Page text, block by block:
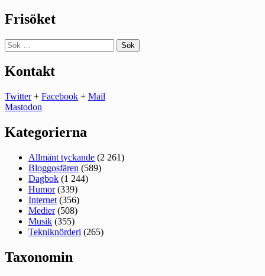
Frisöket
Sök
efter:
Kontakt
Twitter+ Facebook + Mail
Mastodon
Kategorierna
Allmänt tyckande (2 261)
Bloggosfären (589)
Dagbok (1 244)
Humor(339)
Internet (356)
Medier(508)
Musik (355)
Tekniknörderi (265)
Taxonomin